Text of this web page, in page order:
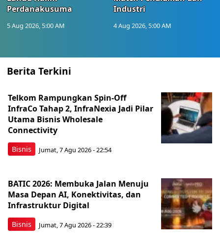
Perdanakusuma
5 Aug 2026, 5:00 AM
Industri
4 Aug 2026, 5:00 AM
Berita Terkini
Bisnis
Telkom Rampungkan Spin-Off
InfraCo Tahap 2, InfraNexia Jadi Pilar
Utama Bisnis Wholesale
Connectivity
Jumat, 7 Agu 2026 - 22:54
Bisnis
BATIC 2026: Membuka Jalan Menuju
Masa Depan AI, Konektivitas, dan
Infrastruktur Digital
Jumat, 7 Agu 2026 - 22:39